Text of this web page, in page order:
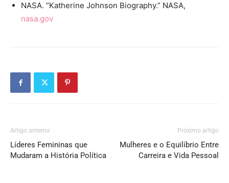
NASA. “Katherine Johnson Biography.” NASA,
nasa.gov
Artigo anterior
Líderes Femininas que
Mudaram a História Política
Próximo artigo
Mulheres e o Equilíbrio Entre
Carreira e Vida Pessoal